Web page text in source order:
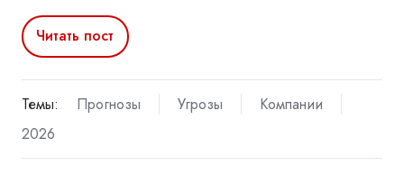
Читать пост
Темы: Прогнозы Угрозы
Компании
2026